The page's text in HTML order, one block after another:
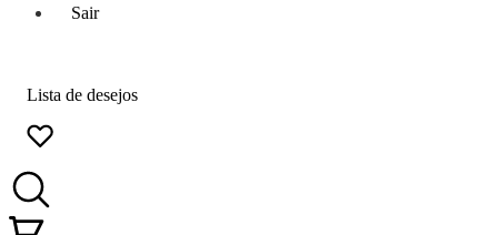
Sair
Lista de desejos